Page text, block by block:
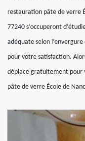
restauration pâte de verre
77240 s’occuperont
adéquate selon
pour votre satisfaction.
déplace gratuitement pour
pâte de verre École de